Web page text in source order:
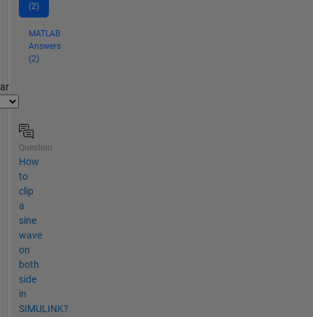
(2)
MATLAB
Answers
(2)
Question
How
to
clip
a
sine
wave
on
both
side
in
SIMULINK?